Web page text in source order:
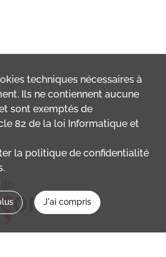
techniques nécessaires à
Ils ne contiennent aucune
sont exemptés de
82 de la loi Informatique et
la politique de confidentialité
J'ai compris